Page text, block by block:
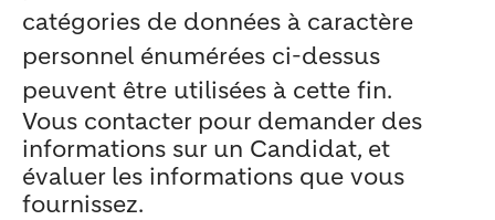
catégories de données à caractère
personnel énumérées ci-dessus
peuvent être utilisées à cette fin.
Vous contacter pour demander des
informations sur un Candidat, et
évaluer les informations que vous
fournissez.